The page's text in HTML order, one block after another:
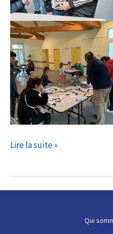
Retour
Fête
Lire la suite »
Qui